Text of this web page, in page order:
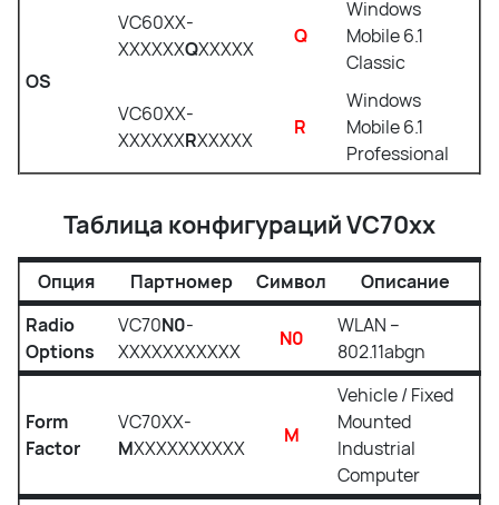
OS
VC60XX-
XXXXXXQXXXXX
Q
Windows
Mobile 6.1
Classic
VC60XX-
XXXXXXRXXXXX
R
Windows
Mobile 6.1
Professional
Таблица конфигураций VC70xx
Опция Партномер Символ
Описание
Radio
Options
VC70N0-
XXXXXXXXXXX
N0
WLAN –
802.11abgn
Form
Factor
VC70XX-
MXXXXXXXXXX
M
Vehicle / Fixed
Mounted
Industrial
Computer